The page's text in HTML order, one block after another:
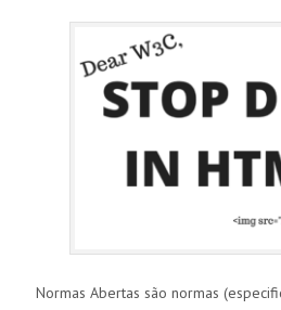
Normas Abertas são normas